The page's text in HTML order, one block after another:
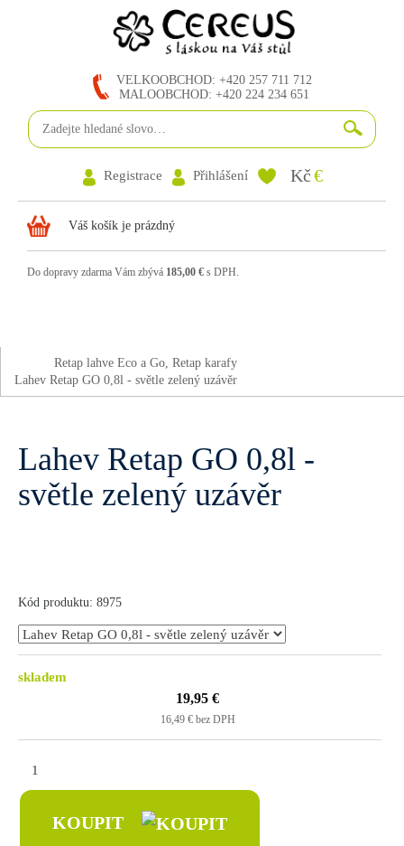
VELKOOBCHOD: +420 257 711 712
MALOOBCHOD: +420 224 234 651
Registrace Přihlášení Kč€
Váš košík je prázdný
Do dopravy zdarma Vám zbývá 185,00 € s DPH.
Retap lahve Eco a Go, Retap karafy
Lahev Retap GO 0,8l - světle zelený uzávěr
Lahev Retap GO 0,8l -
světle zelený uzávěr
Kód produktu: 8975
skladem
19,95 €
16,49 € bez DPH
KOUPIT